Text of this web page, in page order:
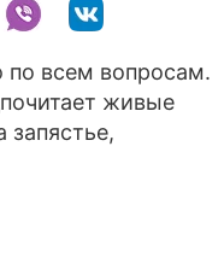
по всем вопросам.
живые
запястье,